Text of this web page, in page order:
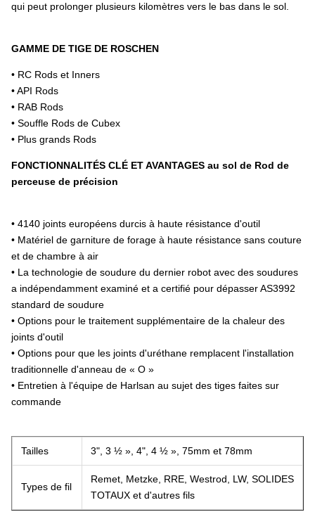
qui peut prolonger plusieurs kilomètres vers le bas dans le sol.
GAMME DE TIGE DE ROSCHEN
• RC Rods et Inners
• API Rods
• RAB Rods
• Souffle Rods de Cubex
• Plus grands Rods
FONCTIONNALITÉS CLÉ ET AVANTAGES au sol de Rod de
perceuse de précision
• 4140 joints européens durcis à haute résistance d'outil
• Matériel de garniture de forage à haute résistance sans couture
et de chambre à air
• La technologie de soudure du dernier robot avec des soudures
a indépendamment examiné et a certifié pour dépasser AS3992
standard de soudure
• Options pour le traitement supplémentaire de la chaleur des
joints d'outil
• Options pour que les joints d'uréthane remplacent l'installation
traditionnelle d'anneau de « O »
• Entretien à l'équipe de Harlsan au sujet des tiges faites sur
commande
Tailles 3", 3 ½ », 4", 4 ½ », 75mm et 78mm
Types de fil
Remet, Metzke, RRE, Westrod, LW, SOLIDES
TOTAUX et d'autres fils